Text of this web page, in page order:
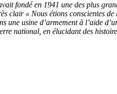
fondé en 1941 une des plus
clair « Nous étions conscientes
usine d’armement à l’aide
national, en élucidant des